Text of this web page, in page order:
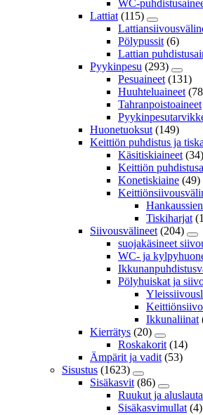
WC-
Lattiat (115)
Pölypussit (6)
Lattian
Pyykinpesu (293)
Pesuaineet (131)
Huuhteluaineet
Tahranpoistoaineet
Huonetuoksut (149)
Keittiön puhdistus ja
Käsitiskiaineet (34)
Keittiön
Konetiskiaine (49)
Tiskiharjat
Siivousvälineet (204)
suojakäsineet
WC- ja
Pölyhuiskat ja
Ikkunaliinat
Kierrätys (20)
Roskakorit (14)
Ämpärit ja vadit (53)
Sisustus (1623)
Sisäkasvit (86)
Ruukut ja
Sisäkasvimullat (4)